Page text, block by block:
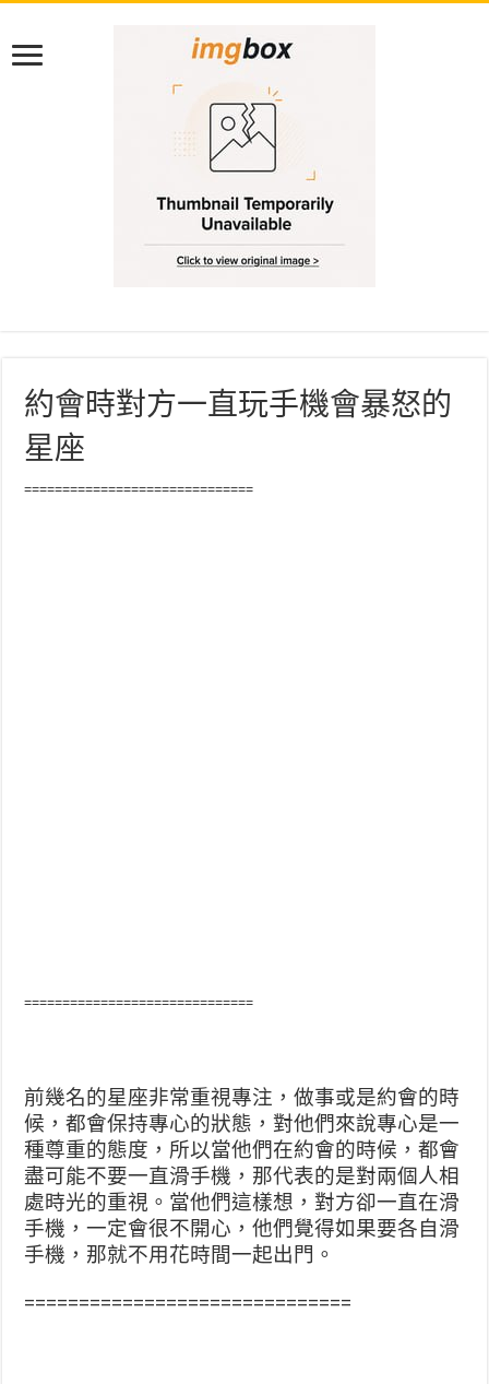
約會時對方一直玩手機會暴怒的
星座
==============================
==============================
前幾名的星座非常重視專注，做事或是約會的時
候，都會保持專心的狀態 ，對他們來說專心是一
種尊重的態度，所以當他們在約會的時候，都會
盡可能不要一直滑手機，那代表的是對兩個人相
處時光的重視。當他們這樣想，對方卻一直在滑
手機，一定會很不開心，他們覺得如果要各自滑
手機，那就不用花時間一起出門。
==============================